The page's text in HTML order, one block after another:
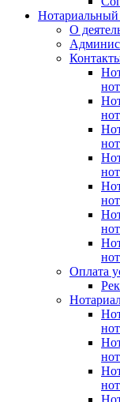
Нотариальный
О
Оплата